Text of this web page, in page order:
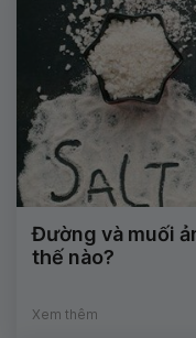
Đường và muối
thế nào?
Xem thêm